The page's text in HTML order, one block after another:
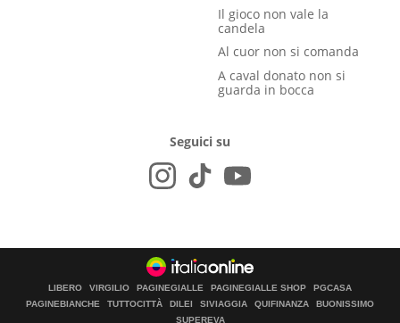
Il gioco non vale la
candela
Al cuor non si comanda
A caval donato non si
guarda in bocca
Seguici su
LIBERO VIRGILIO PAGINEGIALLE PAGINEGIALLE SHOP
PGCASA
PAGINEBIANCHE
TUTTOCITTÀ DILEI SIVIAGGIA QUIFINANZA
BUONISSIMO
SUPEREVA